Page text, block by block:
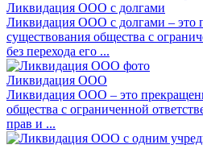
Ликвидация ООО с долгами
Ликвидация ООО с долгами – это
существования общества с
без перехода его ...
Ликвидация ООО
Ликвидация ООО – это
общества с ограниченной
прав и ...